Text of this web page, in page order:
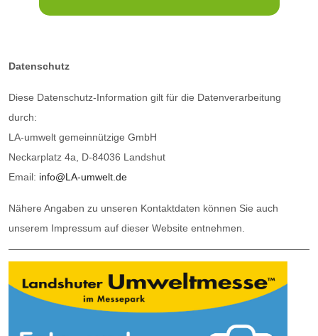
Datenschutz
Diese Datenschutz-Information gilt für die Datenverarbeitung
durch:
LA-umwelt gemeinnützige GmbH
Neckarplatz 4a, D-84036 Landshut
Email: info@LA-umwelt.de
Nähere Angaben zu unseren Kontaktdaten können Sie auch
unserem Impressum auf dieser Website entnehmen.